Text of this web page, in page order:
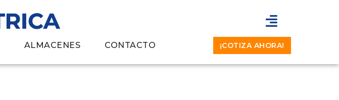
ALMACENES CONTACTO ¡COTIZA AHORA!